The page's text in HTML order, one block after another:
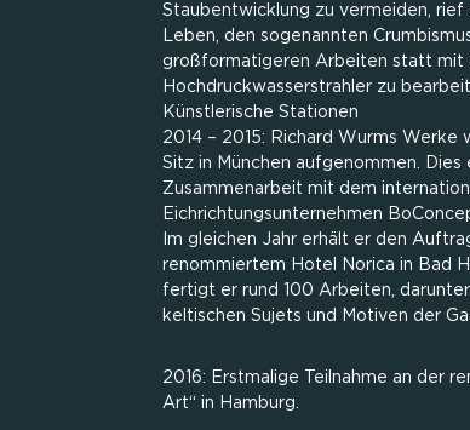
Staubentwicklung zu vermeiden, rief
Leben, den sogenannten
großformatigeren Arbeiten statt mit
Hochdruckwasserstrahler zu
Künstlerische Stationen
2014 – 2015: Richard Wurms Werke
Sitz in München aufgenommen. Dies
Zusammenarbeit mit dem
Eichrichtungsunternehmen
Im gleichen Jahr erhält er den
renommiertem Hotel Norica in Bad
fertigt er rund 100 Arbeiten,
keltischen Sujets und Motiven der
2016: Erstmalige Teilnahme an der
Art“ in Hamburg.